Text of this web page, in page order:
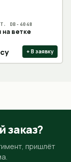
DB-4048
ветке
+ В заявку
заказ?
пришлёт